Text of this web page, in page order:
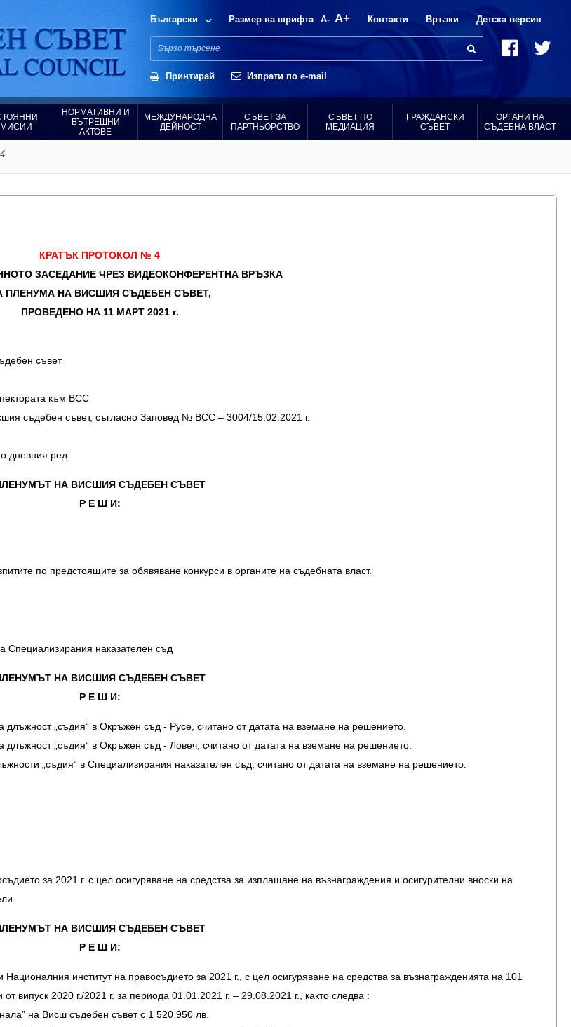
Български Размер на шрифта A- A+ Контакти Връзки Детска версия
Принтирай Изпрати по e-mail
НОРМАТИВНИ И
ВЪТРЕШНИ
АКТОВЕ
МЕЖДУНАРОДНА
ДЕЙНОСТ
СЪВЕТ ЗА
ПАРТНЬОРСТВО
СЪВЕТ ПО
МЕДИАЦИЯ
ГРАЖДАНСКИ
СЪВЕТ
ОРГАНИ НА
СЪДЕБНА ВЛАСТ
КРАТЪК ПРОТОКОЛ № 4
ЗАСЕДАНИЕ ЧРЕЗ ВИДЕОКОНФЕРЕНТНА ВРЪЗКА
ПЛЕНУМА НА ВИСШИЯ СЪДЕБЕН СЪВЕТ,
ПРОВЕДЕНО НА 11 МАРТ 2021 г.
съвет
към ВСС
съдебен съвет, съгласно Заповед № ВСС – 3004/15.02.2021 г.
дневния ред
НА ВИСШИЯ СЪДЕБЕН СЪВЕТ
Р Е Ш И:
по предстоящите за обявяване конкурси в органите на съдебната власт.
наказателен съд
НА ВИСШИЯ СЪДЕБЕН СЪВЕТ
Р Е Ш И:
„съдия“ в Окръжен съд - Русе, считано от датата на вземане на решението.
„съдия“ в Окръжен съд - Ловеч, считано от датата на вземане на решението.
„съдия“ в Специализирания наказателен съд, считано от датата на вземане на решението.
за 2021 г. с цел осигуряване на средства за изплащане на възнаграждения и осигурителни вноски на
НА ВИСШИЯ СЪДЕБЕН СЪВЕТ
Р Е Ш И:
институт на правосъдието за 2021 г., с цел осигуряване на средства за възнагражденията на 101
2020 г./2021 г. за периода 01.01.2021 г. – 29.08.2021 г., както следва :
на Висш съдебен съвет с 1 520 950 лв.